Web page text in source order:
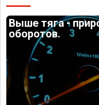
Выше тяга -
оборотов.